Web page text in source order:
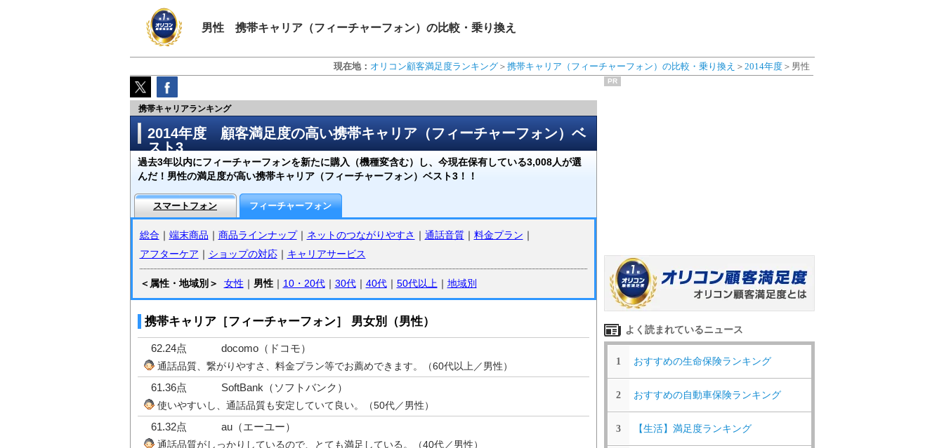
男性 携帯キャリア（フィーチャーフォン）の比較・乗り換え
現在地： オリコン顧客満足度ランキング＞ 携帯キャリア（フィーチャーフォン）の比較・乗り換え ＞ 2014年度＞男性
携帯キャリアランキング
2014年度 顧客満足度の高い携帯キャリア（フィーチャーフォン）ベ
スト3
過去3年以内にフィーチャーフォンを新たに購入（機種変含む）し、今現在保有している3,008人が選
んだ！男性の満足度が高い携帯キャリア（フィーチャーフォン）ベスト3！！
スマートフォン フィーチャーフォン
総合 ｜ 端末商品 ｜ 商品ラインナップ｜ ネットのつながりやすさ ｜ 通話音質｜ 料金プラン ｜
アフターケア ｜ ショップの対応｜ キャリアサービス
＜属性・地域別＞ 女性 ｜ 男性｜ 10・20代｜ 30代｜ 40代｜ 50代以上 ｜ 地域別
携帯キャリア［フィーチャーフォン］ 男女別（男性）
62.24点 docomo（ドコモ）
通話品質、繋がりやすさ、料金プラン等でお薦めできます。（60代以上／男性）
61.36点 SoftBank（ソフトバンク）
使いやすいし、通話品質も安定していて良い。（50代／男性）
61.32点 au（エーユー）
通話品質がしっかりしているので、とても満足している。（40代／男性）
PR
よく読まれているニュース
1 おすすめの生命保険ランキング
2 おすすめの自動車保険ランキング
3 【生活】満足度ランキング